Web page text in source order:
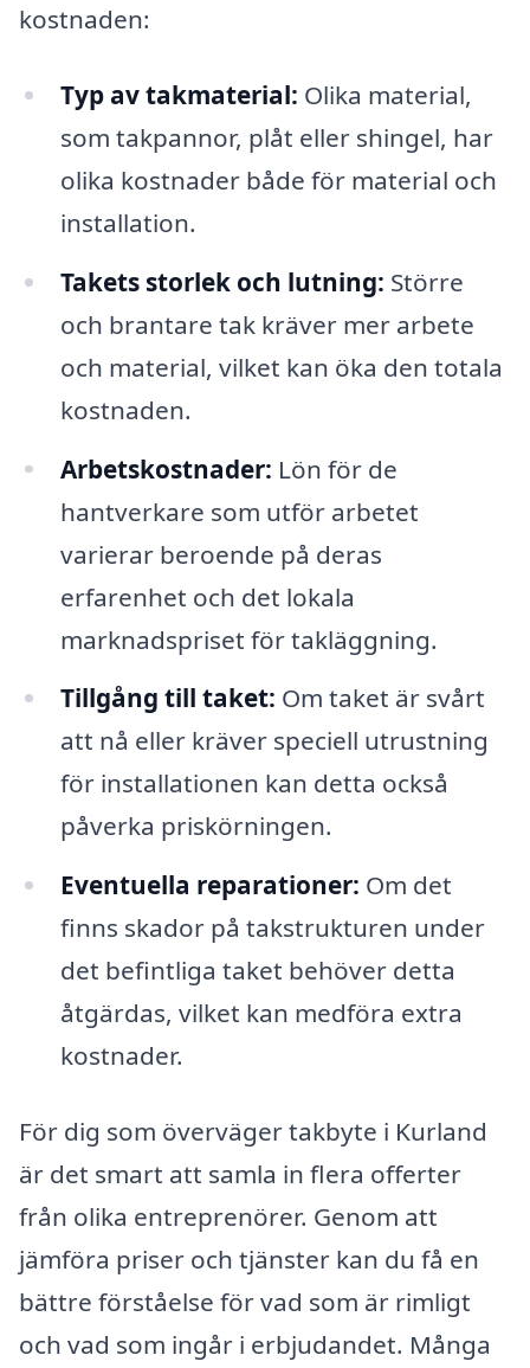
kostnaden:
Typ av takmaterial: Olika material,
som takpannor, plåt eller shingel, har
olika kostnader både för material och
installation.
Takets storlek och lutning: Större
och brantare tak kräver mer arbete
och material, vilket kan öka den totala
kostnaden.
Arbetskostnader: Lön för de
hantverkare som utför arbetet
varierar beroende på deras
erfarenhet och det lokala
marknadspriset för takläggning.
Tillgång till taket: Om taket är svårt
att nå eller kräver speciell utrustning
för installationen kan detta också
påverka priskörningen.
Eventuella reparationer: Om det
finns skador på takstrukturen under
det befintliga taket behöver detta
åtgärdas, vilket kan medföra extra
kostnader.
För dig som överväger takbyte i Kurland
är det smart att samla in flera offerter
från olika entreprenörer. Genom att
jämföra priser och tjänster kan du få en
bättre förståelse för vad som är rimligt
och vad som ingår i erbjudandet. Många